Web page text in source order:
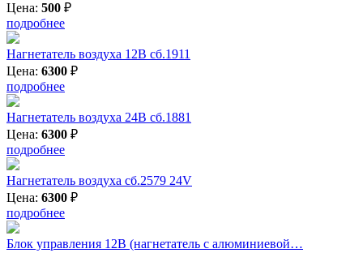
Цена: 500 ₽
подробнее
Нагнетатель воздуха 12В сб.1911
Цена: 6300 ₽
подробнее
Нагнетатель воздуха 24В сб.1881
Цена: 6300 ₽
подробнее
Нагнетатель воздуха сб.2579 24V
Цена: 6300 ₽
подробнее
Блок управления 12В (нагнетатель с алюминиевой…